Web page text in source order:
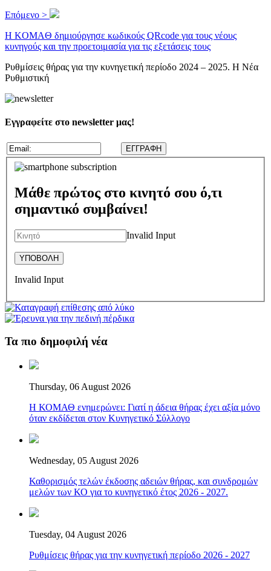
Επόμενο >
H KOMAΘ δημιούργησε κωδικούς QRcode για τους νέους
κυνηγούς και την προετοιμασία για τις εξετάσεις τους
Ρυθμίσεις θήρας για την κυνηγετική περίοδο 2024 – 2025. Η Νέα
Ρυθμιστική
Εγγραφείτε στο newsletter μας!
Μάθε πρώτος στο κινητό σου ό,τι
σημαντικό συμβαίνει!
Invalid Input
Invalid Input
Τα πιο δημοφιλή νέα
Thursday, 06 August 2026
Η ΚΟΜΑΘ ενημερώνει: Γιατί η άδεια θήρας έχει αξία μόνο
όταν εκδίδεται στον Κυνηγετικό Σύλλογο
Wednesday, 05 August 2026
Καθορισμός τελών έκδοσης αδειών θήρας, και συνδρομών
μελών των ΚΟ για το κυνηγετικό έτος 2026 - 2027.
Tuesday, 04 August 2026
Ρυθμίσεις θήρας για την κυνηγετική περίοδο 2026 - 2027